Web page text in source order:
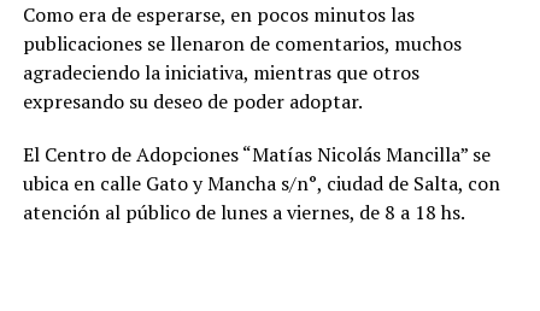
Como era de esperarse, en pocos minutos las
publicaciones se llenaron de comentarios, muchos
agradeciendo la iniciativa, mientras que otros
expresando su deseo de poder adoptar.
El Centro de Adopciones “Matías Nicolás Mancilla” se
ubica en calle Gato y Mancha s/n°, ciudad de Salta, con
atención al público de lunes a viernes, de 8 a 18 hs.